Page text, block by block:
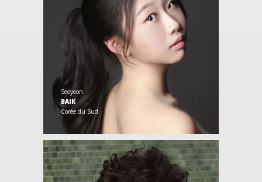
Seoyeon
BAIK
Corée du Sud